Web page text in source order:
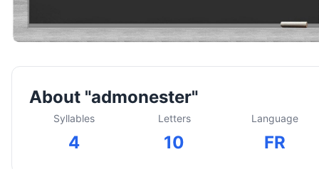
About "admonester"
Syllables
4
Letters
10
Language
FR